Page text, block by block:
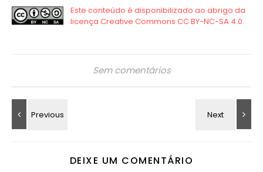
Sem comentários
DEIXE UM COMENTÁRIO